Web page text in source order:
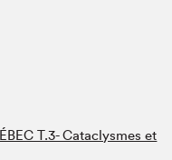
T.3- Cataclysmes et